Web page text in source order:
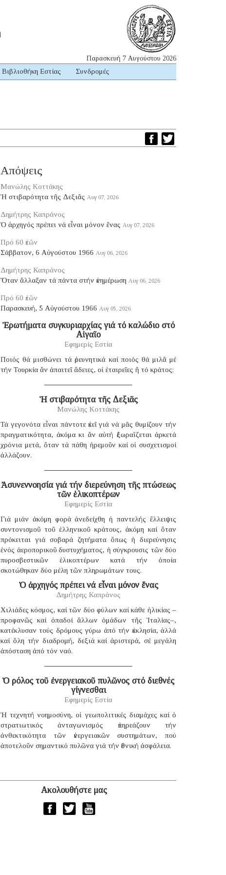
Παρασκευή 7 Αυγούστου 2026
Βιβλιοθήκη Εστίας Συνδρομές
Απόψεις
Μανώλης Κοττάκης
Ἡ στιβαρότητα τῆς Δεξιᾶς Αυγ 07, 2026
Δημήτρης Καπράνος
Ὁ ἀρχηγός πρέπει νά εἶναι μόνον ἕνας Αυγ 07, 2026
Πρό 60 ἐτῶν
Σάββατον, 6 Αὐγούστου 1966 Αυγ 06, 2026
Δημήτρης Καπράνος
Ὅταν ἄλλαξαν τά πάντα στήν ἐνημέρωση Αυγ 06, 2026
Πρό 60 ἐτῶν
Παρασκευή, 5 Αὐγούστου 1966 Αυγ 05, 2026
Ἐρωτήματα συγκυριαρχίας γιά τό καλώδιο στό
Αἰγαῖο
Εφημερίς Εστία
Ποιός θά μισθώνει τά ἐρευνητικά καί ποιός θά μιλᾶ μέ
τήν Τουρκία ἄν ἀπαιτεῖ ἄδειες, οἱ ἑταιρεῖες ἤ τό κράτος;
Ἡ στιβαρότητα τῆς Δεξιᾶς
Μανώλης Κοττάκης
Τά γεγονότα εἶναι πάντοτε ἐκεῖ γιά νά μᾶς θυμίζουν τήν
πραγματικότητα, ἀκόμα κι ἄν αὐτή ἐξωραΐζεται ἀρκετά
χρόνια μετά, ὅταν τά πάθη ἠρεμοῦν καί οἱ συσχετισμοί
ἀλλάζουν.
Ἀσυνεννοησία γιά τήν διερεύνηση τῆς πτώσεως
τῶν ἑλικοπτέρων
Εφημερίς Εστία
Γιά μιάν ἀκόμη φορά ἀνεδείχθη ἡ παντελής ἔλλειψις
συντονισμοῦ τοῦ ἑλληνικοῦ κράτους, ἀκόμη καί ὅταν
πρόκειται γιά σοβαρά ζητήματα ὅπως ἡ διερεύνησις
ἑνός ἀεροπορικοῦ δυστυχήματος, ἡ σύγκρουσις τῶν δύο
πυροσβεστικῶν ἑλικοπτέρων κατά τήν ὁποία
σκοτώθηκαν δύο μέλη τῶν πληρωμάτων τους.
Ὁ ἀρχηγός πρέπει νά εἶναι μόνον ἕνας
Δημήτρης Καπράνος
Χιλιάδες κόσμος, καί τῶν δύο φύλων καί κάθε ἡλικίας –
προφανῶς καί ὀπαδοί ἄλλων ὁμάδων τῆς Ἰταλίας–,
κατέκλυσαν τούς δρόμους γύρω ἀπό τήν ἐκκλησία, ἀλλά
καί ὅλη τήν διαδρομή, δεξιά καί ἀριστερά, σέ μεγάλη
ἀπόσταση ἀπό τόν ναό.
Ὁ ρόλος τοῦ ἐνεργειακοῦ πυλῶνος στό διεθνές
γίγνεσθαι
Εφημερίς Εστία
Ἡ τεχνητή νοημοσύνη, οἱ γεωπολιτικές διαμάχες καί ὁ
στρατιωτικός ἀνταγωνισμός ἐπηρεάζουν τήν
ἀνθεκτικότητα τῶν ἐνεργειακῶν συστημάτων, πού
ἀποτελοῦν σημαντικό πυλῶνα γιά τήν ἐθνική ἀσφάλεια.
Ακολουθήστε μας